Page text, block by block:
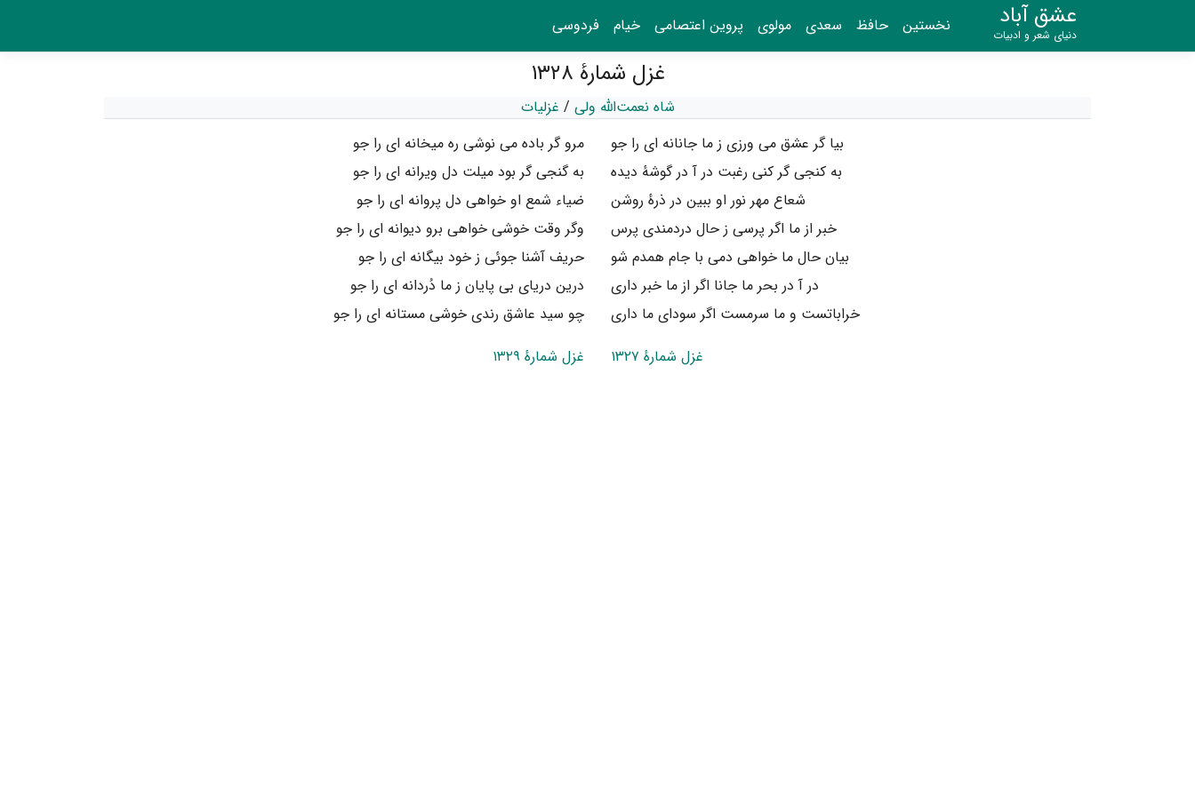
عشق آباد
دنیای شعر و ادبیات نخستین حافظ سعدی مولوی پروین اعتصامی خیام فردوسی
غزل شمارهٔ ۱۳۲۸
شاه نعمت‌الله ولی / غزلیات
بیا گر عشق می ورزی ز ما جانانه ای را جو
مرو گر باده می نوشی ره میخانه ای را جو
به کنجی گر کنی رغبت در آ در گوشهٔ دیده
به گنجی گر بود میلت دل ویرانه ای را جو
شعاع مهر نور او ببین در ذرهٔ روشن
ضیاء شمع او خواهی دل پروانه ای را جو
خبر از ما اگر پرسی ز حال دردمندی پرس
وگر وقت خوشی خواهی برو دیوانه ای را جو
بیان حال ما خواهی دمی با جام همدم شو
حریف آشنا جوئی ز خود بیگانه ای را جو
در آ در بحر ما جانا اگر از ما خبر داری
درین دریای بی پایان ز ما دُردانه ای را جو
خراباتست و ما سرمست اگر سودای ما داری
چو سید عاشق رندی خوشی مستانه ای را جو
غزل شمارهٔ ۱۳۲۷
غزل شمارهٔ ۱۳۲۹